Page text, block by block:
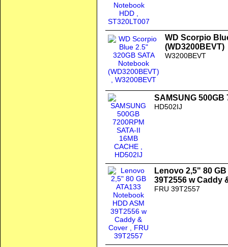
WD Scorpio
(WD3200BEVT)
W3200BEVT
SAMSUNG 500GB
HD502IJ
Lenovo 2,5" 80
39T2556 w Caddy
FRU 39T2557